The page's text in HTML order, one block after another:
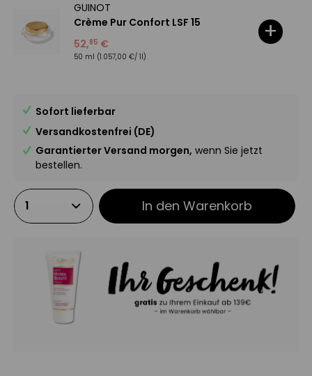
GUINOT
Crème Pur Confort LSF 15
52,85 €
50 ml (1.057,00 €/ 1l)
+
Sofort lieferbar
Versandkostenfrei (DE)
Garantierter Versand morgen, wenn Sie jetzt
bestellen.
In den Warenkorb